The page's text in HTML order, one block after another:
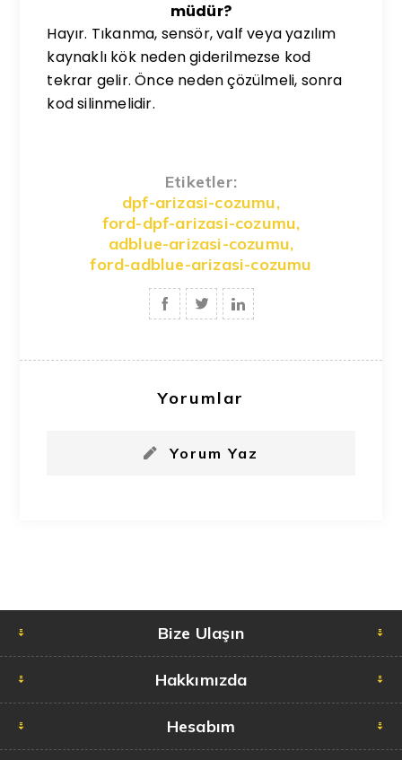
müdür?
Hayır. Tıkanma, sensör, valf veya yazılım
kaynaklı kök neden giderilmezse kod
tekrar gelir. Önce neden çözülmeli, sonra
kod silinmelidir.
Etiketler:
dpf-arizasi-cozumu,
ford-dpf-arizasi-cozumu,
adblue-arizasi-cozumu,
ford-adblue-arizasi-cozumu
Yorumlar
Yorum Yaz
Bize Ulaşın
Hakkımızda
Hesabım